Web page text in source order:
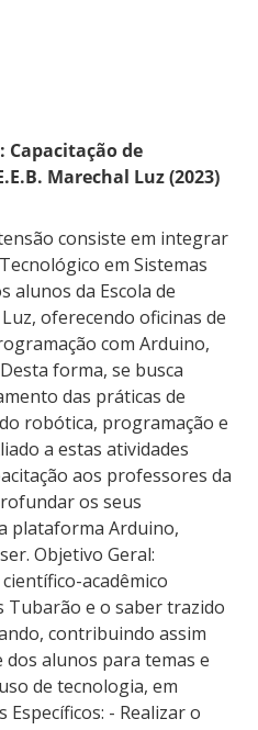
Capacitação de
Marechal Luz (2023)
consiste em integrar
em Sistemas
alunos da Escola de
oferecendo oficinas de
com Arduino,
forma, se busca
das práticas de
robótica, programação e
a estas atividades
aos professores da
os seus
plataforma Arduino,
Objetivo Geral:
acadêmico
Tubarão e o saber trazido
contribuindo assim
alunos para temas e
de tecnologia, em
- Realizar o